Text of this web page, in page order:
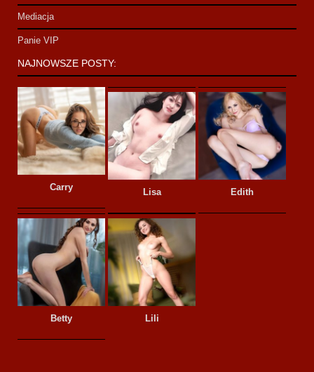
Mediacja
Panie VIP
NAJNOWSZE POSTY:
Carry Lisa Edith
Betty Lili